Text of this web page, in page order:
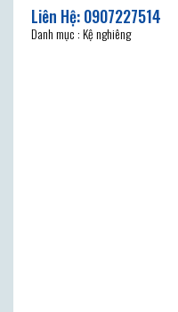
Danh mục : Kệ nghiêng